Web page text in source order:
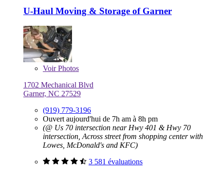
U-Haul Moving & Storage of Garner
VoirPhotos
1702 Mechanical Blvd
Garner, NC 27529
(919) 779-3196
Ouvert aujourd'hui de 7h am à 8h pm
(@ Us 70 intersection near Hwy 401 & Hwy 70
intersection, Across street from shopping center with
Lowes, McDonald's and KFC)
3 581 évaluations